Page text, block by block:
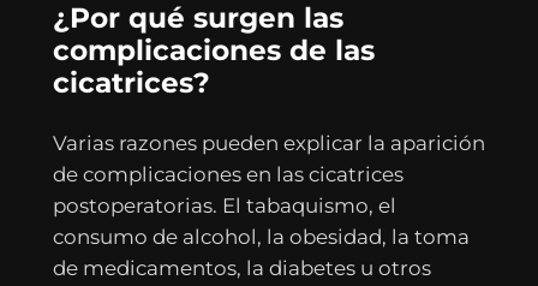
¿Por qué surgen las
complicaciones de las
cicatrices?
Varias razones pueden explicar la aparición
de complicaciones en las cicatrices
postoperatorias. El tabaquismo, el
consumo de alcohol, la obesidad, la toma
de medicamentos, la diabetes u otros